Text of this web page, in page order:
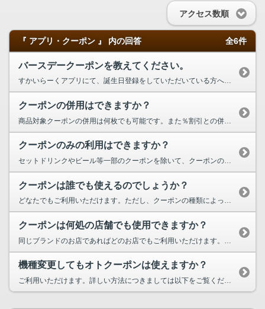
アクセス数順
『 アプリ・クーポン 』 内の回答 全6件
バースデークーポンを教えてください。
すかいらーくアプリにて、誕生日登録をしていただいている方へ配信されるクーポンです。 配信は、誕生月の月初１日で、有効期限は、誕生月末日となっています。 ※クーポンの内容については、時期によって変えております。
クーポンの併用はできますか？
クーポンのみの利用はできますか？
セットドリンクやビール等一部のクーポンを除いて、クーポンのみでもご利用いただけます。 詳しくはクーポン券記載の利用方法をご確認ください。
クーポンは誰でも使えるのでしょうか？
どなたでもご利用いただけます。ただし、クーポンの種類によっては、お使いいただける方が限られるものもございます。詳しくはクーポン記載の利用方法をご確認ください。
クーポンは何処の店舗でも使用できますか？
機種変更してもオトクーポンは使えますか？
ご利用いただけます。詳しい方法につきましては以下をご覧ください。 ■フィーチャフォンからスマートフォンへの機種変更 ①オトクーポントップへアクセス ②「画面右上のメニューボタン(右上の3本線のアイコン)」を選択 ③「クーポン利用サービスガイド」を選択 ④「機種変更された方はこちら」を選択 ⑤「機種変更はこちらから」を選択 ⑥ご登録のメールアドレスをご入力頂き、「送信」をクリック...